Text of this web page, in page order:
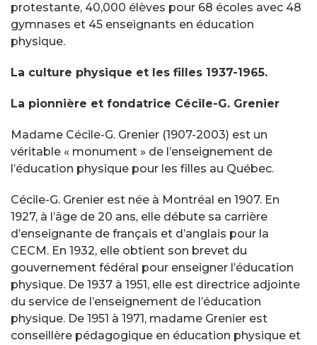
protestante, 40,000 élèves pour 68 écoles avec 48
gymnases et 45 enseignants en éducation
physique.
La culture physique et les filles 1937-1965.
La pionnière et fondatrice Cécile-G. Grenier
Madame Cécile-G. Grenier (1907-2003) est un
véritable « monument » de l’enseignement de
l’éducation physique pour les filles au Québec.
Cécile-G. Grenier est née à Montréal en 1907. En
1927, à l’âge de 20 ans, elle débute sa carrière
d’enseignante de français et d’anglais pour la
CECM. En 1932, elle obtient son brevet du
gouvernement fédéral pour enseigner l’éducation
physique. De 1937 à 1951, elle est directrice adjointe
du service de l’enseignement de l’éducation
physique. De 1951 à 1971, madame Grenier est
conseillère pédagogique en éducation physique et